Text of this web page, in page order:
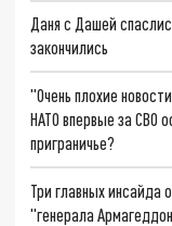
Даня с Дашей
закончились
"Очень плохие
НАТО впервые за СВО
приграничье?
Три главных инсайда
"генерала